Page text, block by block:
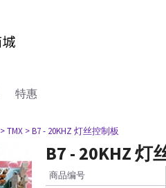
特惠
> TMX > B7 - 20KHZ 灯丝控制板
B7 - 20KHZ 灯
商品编号